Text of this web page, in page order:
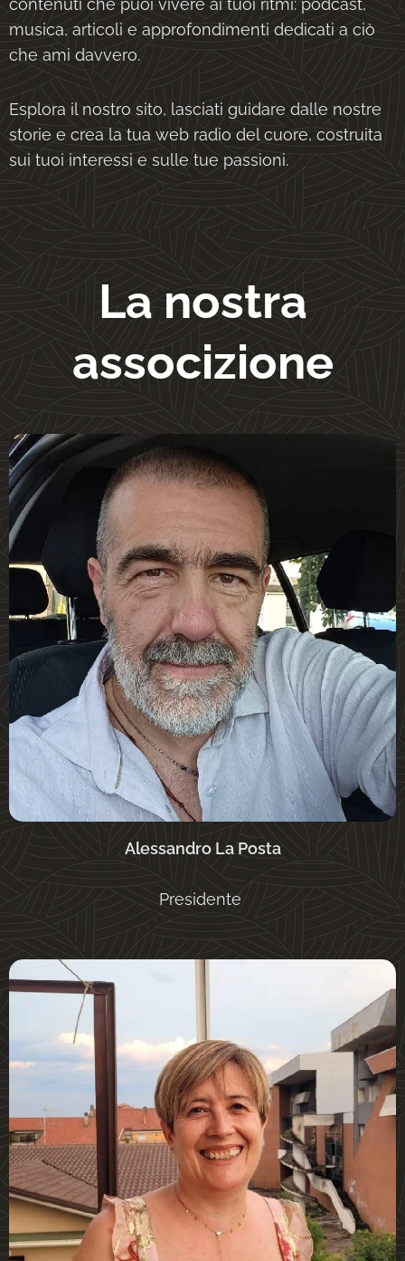
musica, articoli e approfondimenti dedicati a ciò
che ami davvero.
Esplora il nostro sito, lasciati guidare dalle nostre
storie e crea la tua web radio del cuore, costruita
sui tuoi interessi e sulle tue passioni.
La nostra
associzione
Alessandro La Posta
Presidente